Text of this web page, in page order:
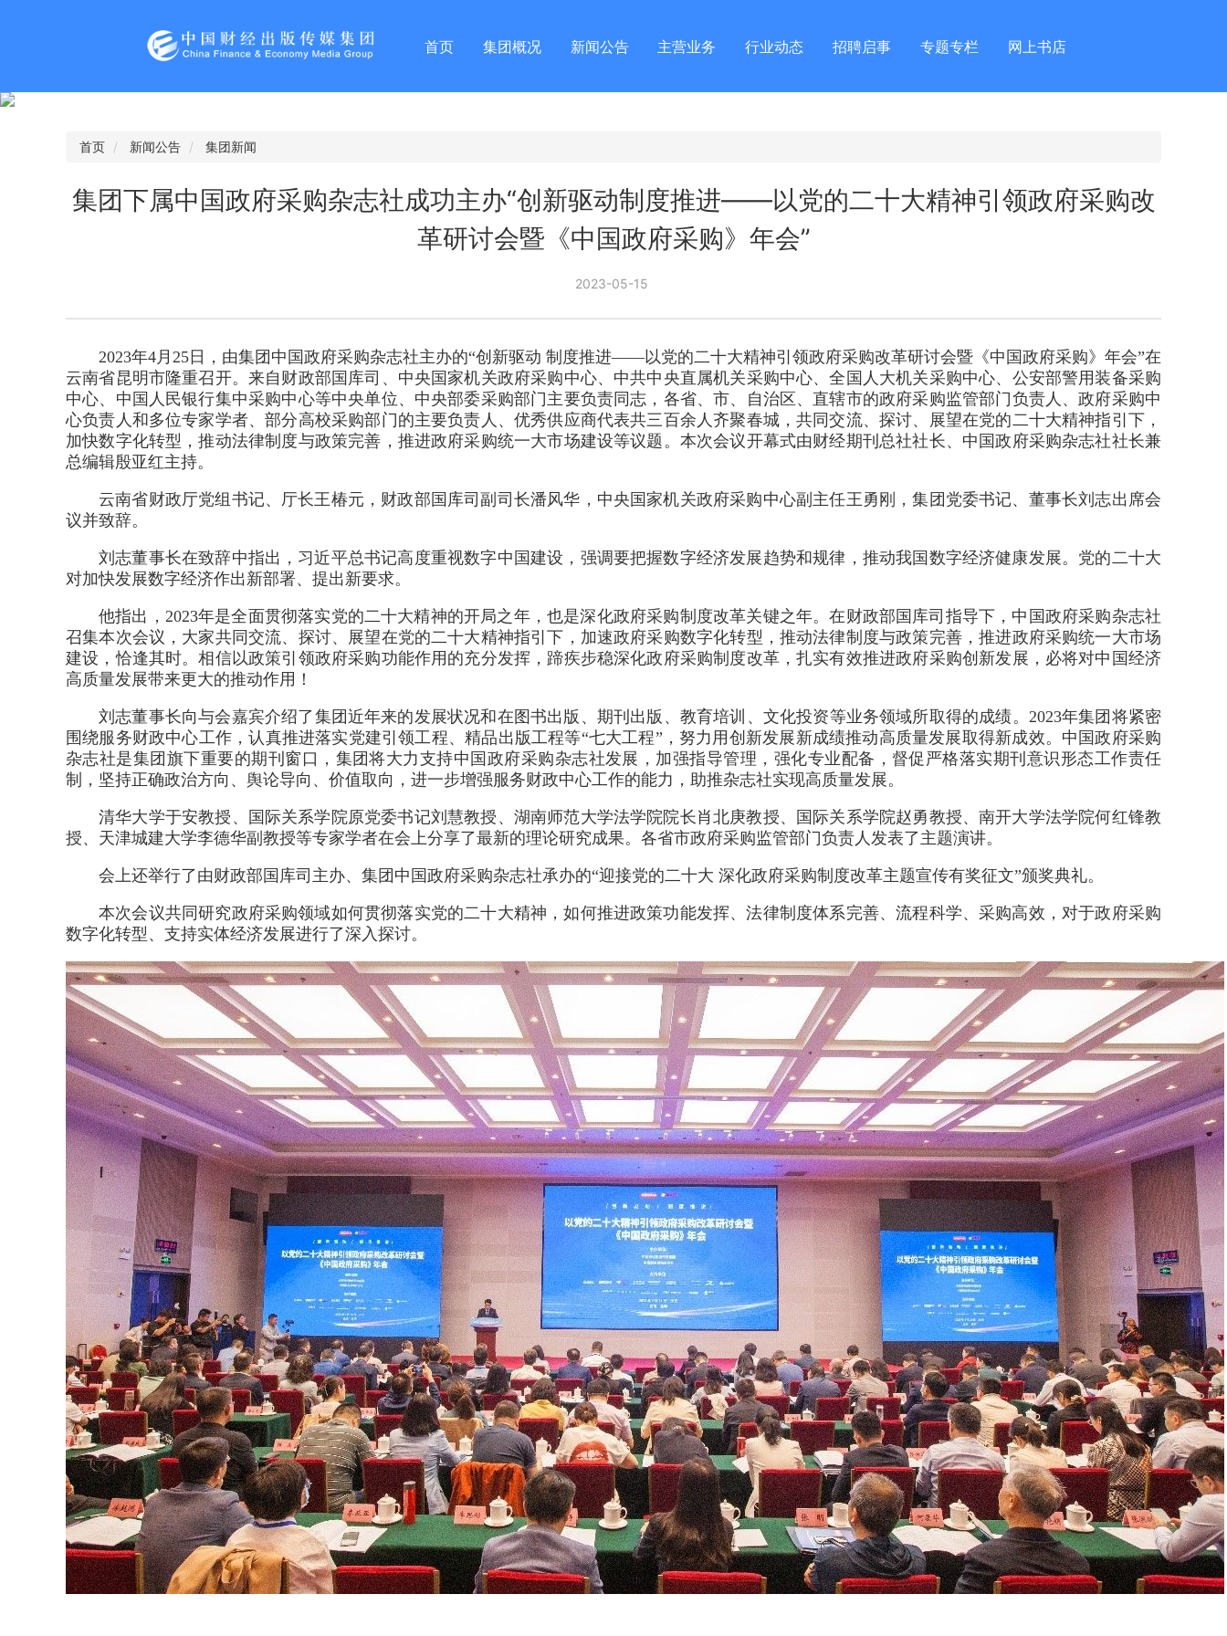
首页 集团概况 新闻公告 主营业务 行业动态 招聘启事 专题专栏 网上书店
首页 新闻公告 集团新闻
集团下属中国政府采购杂志社成功主办“创新驱动制度推进——以党的二十大精神引领政府采购改
革研讨会暨《中国政府采购》年会”
2023-05-15
2023年4月25日，由集团中国政府采购杂志社主办的“创新驱动 制度推进——以党的二十大精神引领政府采购改革研讨会暨《中国政府采购》年会”在
云南省昆明市隆重召开。来自财政部国库司、中央国家机关政府采购中心、中共中央直属机关采购中心、全国人大机关采购中心、公安部警用装备采购
中心、中国人民银行集中采购中心等中央单位、中央部委采购部门主要负责同志，各省、市、自治区、直辖市的政府采购监管部门负责人、政府采购中
心负责人和多位专家学者、部分高校采购部门的主要负责人、优秀供应商代表共三百余人齐聚春城，共同交流、探讨、展望在党的二十大精神指引下，
加快数字化转型，推动法律制度与政策完善，推进政府采购统一大市场建设等议题。本次会议开幕式由财经期刊总社社长、中国政府采购杂志社社长兼
总编辑殷亚红主持。
云南省财政厅党组书记、厅长王椿元，财政部国库司副司长潘风华，中央国家机关政府采购中心副主任王勇刚，集团党委书记、董事长刘志出席会
议并致辞。
刘志董事长在致辞中指出，习近平总书记高度重视数字中国建设，强调要把握数字经济发展趋势和规律，推动我国数字经济健康发展。党的二十大
对加快发展数字经济作出新部署、提出新要求。
他指出，2023年是全面贯彻落实党的二十大精神的开局之年，也是深化政府采购制度改革关键之年。在财政部国库司指导下，中国政府采购杂志社
召集本次会议，大家共同交流、探讨、展望在党的二十大精神指引下，加速政府采购数字化转型，推动法律制度与政策完善，推进政府采购统一大市场
建设，恰逢其时。相信以政策引领政府采购功能作用的充分发挥，蹄疾步稳深化政府采购制度改革，扎实有效推进政府采购创新发展，必将对中国经济
高质量发展带来更大的推动作用！
刘志董事长向与会嘉宾介绍了集团近年来的发展状况和在图书出版、期刊出版、教育培训、文化投资等业务领域所取得的成绩。2023年集团将紧密
围绕服务财政中心工作，认真推进落实党建引领工程、精品出版工程等“七大工程”，努力用创新发展新成绩推动高质量发展取得新成效。中国政府采购
杂志社是集团旗下重要的期刊窗口，集团将大力支持中国政府采购杂志社发展，加强指导管理，强化专业配备，督促严格落实期刊意识形态工作责任
制，坚持正确政治方向、舆论导向、价值取向，进一步增强服务财政中心工作的能力，助推杂志社实现高质量发展。
清华大学于安教授、国际关系学院原党委书记刘慧教授、湖南师范大学法学院院长肖北庚教授、国际关系学院赵勇教授、南开大学法学院何红锋教
授、天津城建大学李德华副教授等专家学者在会上分享了最新的理论研究成果。各省市政府采购监管部门负责人发表了主题演讲。
会上还举行了由财政部国库司主办、集团中国政府采购杂志社承办的“迎接党的二十大 深化政府采购制度改革主题宣传有奖征文”颁奖典礼。
本次会议共同研究政府采购领域如何贯彻落实党的二十大精神，如何推进政策功能发挥、法律制度体系完善、流程科学、采购高效，对于政府采购
数字化转型、支持实体经济发展进行了深入探讨。